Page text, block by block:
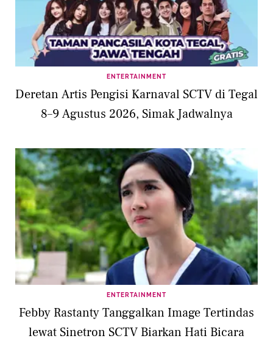
ENTERTAINMENT
Deretan Artis Pengisi Karnaval SCTV di Tegal
8–9 Agustus 2026, Simak Jadwalnya
ENTERTAINMENT
Febby Rastanty Tanggalkan Image Tertindas
lewat Sinetron SCTV Biarkan Hati Bicara